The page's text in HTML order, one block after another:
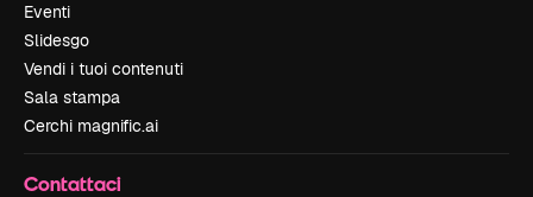
Eventi
Slidesgo
Vendi i tuoi contenuti
Sala stampa
Cerchi magnific.ai
Contattaci